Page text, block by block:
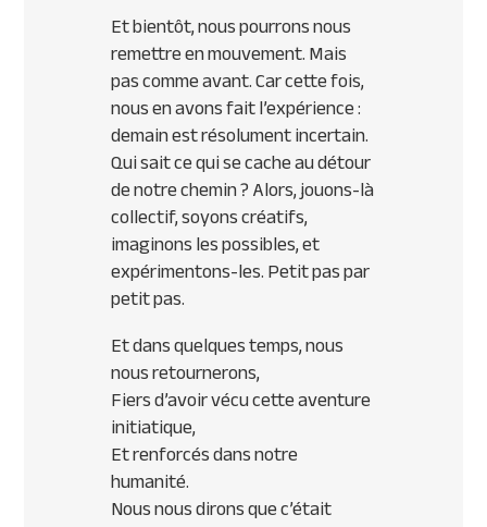
Et bientôt, nous pourrons nous
remettre en mouvement. Mais
pas comme avant. Car cette fois,
nous en avons fait l’expérience :
demain est résolument incertain.
Qui sait ce qui se cache au détour
de notre chemin ? Alors, jouons-là
collectif, soyons créatifs,
imaginons les possibles, et
expérimentons-les. Petit pas par
petit pas.
Et dans quelques temps, nous
nous retournerons,
Fiers d’avoir vécu cette aventure
initiatique,
Et renforcés dans notre
humanité.
Nous nous dirons que c’était